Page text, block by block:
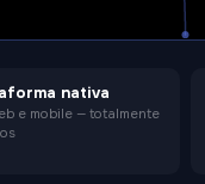
nativa
e mobile — totalmente